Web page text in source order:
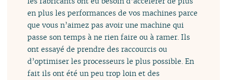
en plus les performances de vos machines parce
que vous n’aimez pas avoir une machine qui
passe son temps à ne rien faire ou à ramer. Ils
ont essayé de prendre des raccourcis ou
d’optimiser les processeurs le plus possible. En
fait ils ont été un peu trop loin et des